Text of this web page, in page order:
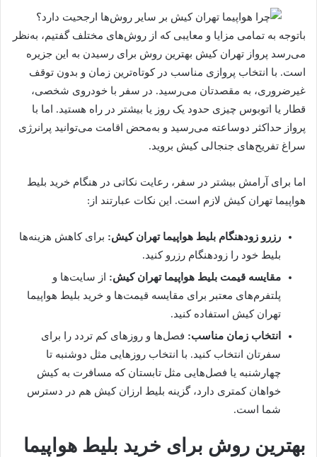
باتوجه به تمامی مزایا و معایبی که از روش‌های مختلف گفتیم، به‌نظر
می‌رسد پرواز تهران کیش بهترین روش برای رسیدن به این جزیره
است. با انتخاب پروازی مناسب در کوتاه‌ترین زمان و بدون توقف
غیرضروری، به مقصدتان می‌رسید. در سفر با خودروی شخصی،
قطار یا اتوبوس چیزی حدود یک روز یا بیشتر در راه هستید. اما با
پرواز حداکثر دوساعته می‌رسید و به‌محض اقامت می‌توانید پرانرژی
سراغ تفریح‌های جنجالی کیش بروید.
اما برای آرامش بیشتر در سفر، رعایت نکاتی در هنگام خرید بلیط
هواپیما تهران کیش لازم است. این نکات عبارتند از:
رزرو زودهنگام بلیط هواپیما تهران کیش: برای کاهش هزینه‌ها
بلیط خود را زودهنگام رزرو کنید.
مقایسه قیمت‌ بلیط هواپیما تهران کیش: از سایت‌ها و
پلتفرم‌های معتبر برای مقایسه قیمت‌ها و خرید بلیط هواپیما
تهران کیش استفاده کنید.
انتخاب زمان مناسب: فصل‌ها و روزهای کم تردد را برای
سفرتان انتخاب کنید. با انتخاب روزهایی مثل دوشنبه تا
چهارشنبه یا فصل‌هایی مثل تابستان که مسافرت به کیش
خواهان کمتری دارد، گزینه بلیط ارزان کیش هم در دسترس
شما است.
بهترین روش برای خرید بلیط هواپیما